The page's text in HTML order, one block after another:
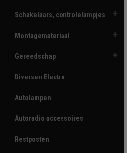
Schakelaars, controlelampjes
Montagemateriaal
Gereedschap
Diversen Electro
Autolampen
Autoradio accessoires
Restposten